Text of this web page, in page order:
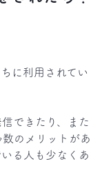
に利用されてい
できたり、また
のメリットがあ
る人も少なくあ